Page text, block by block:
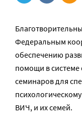
Федеральным
обеспечению
помощи в системе
семинаров для
ВИЧ, и их семей.